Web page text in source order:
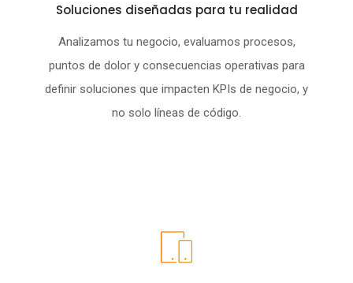
Soluciones diseñadas para tu realidad
Analizamos tu negocio, evaluamos procesos,
puntos de dolor y consecuencias operativas para
definir soluciones que impacten KPIs de negocio, y
no solo líneas de código.